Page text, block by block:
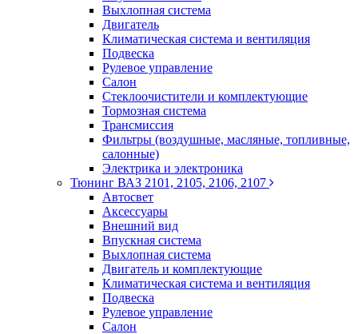
Выхлопная система
Двигатель
Климатическая система и вентиляция
Подвеска
Рулевое управление
Салон
Стеклоочистители и комплектующие
Тормозная система
Трансмиссия
Фильтры (воздушные, масляные, топливные,
салонные)
Электрика и электроника
Тюнинг ВАЗ 2101, 2105, 2106, 2107
Автосвет
Аксессуары
Внешний вид
Впускная система
Выхлопная система
Двигатель и комплектующие
Климатическая система и вентиляция
Подвеска
Рулевое управление
Салон